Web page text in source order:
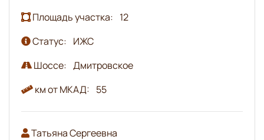
Площадь участка: 12
Статус: ИЖС
Шоссе: Дмитровское
км от МКАД: 55
Татьяна Сергеевна